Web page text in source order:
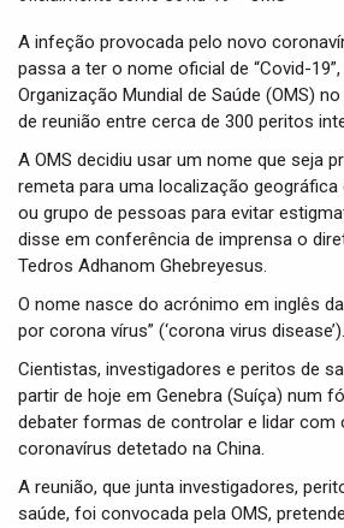
A infeção provocada pelo novo
passa a ter o nome oficial de “Covid-
Organização Mundial de Saúde (OMS)
de reunião entre cerca de 300 peritos
A OMS decidiu usar um nome que seja
remeta para uma localização geográfica
ou grupo de pessoas para evitar
disse em conferência de imprensa o
Tedros Adhanom Ghebreyesus.
O nome nasce do acrónimo em inglês
por corona vírus” (‘corona virus disease’).
Cientistas, investigadores e peritos de
partir de hoje em Genebra (Suíça) num
debater formas de controlar e lidar com
coronavírus detetado na China.
A reunião, que junta investigadores,
saúde, foi convocada pela OMS,